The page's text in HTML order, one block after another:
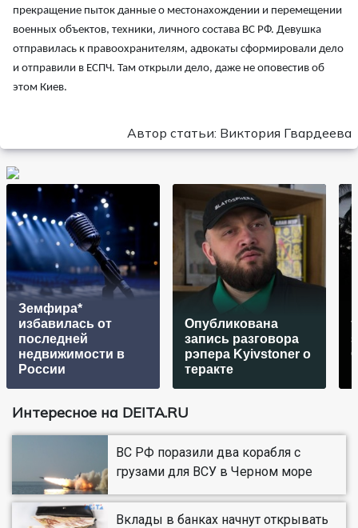
прекращение пыток данные о местонахождении и перемещении
военных объектов, техники, личного состава ВС РФ. Девушка
отправилась к правоохранителям, адвокаты сформировали дело
и отправили в ЕСПЧ. Там открыли дело, даже не оповестив об
этом Киев.
Автор статьи: Виктория Гвардеева
Земфира*
избавилась от
последней
недвижимости в
России
Опубликована
запись разговора
рэпера Kyivstoner о
теракте
Интересное на DEITA.RU
ВС РФ поразили два корабля с
грузами для ВСУ в Черном море
Вклады в банках начнут открывать